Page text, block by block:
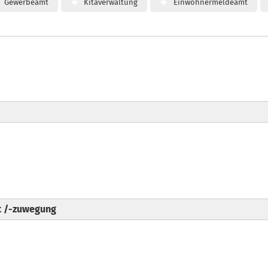
Gewerbeamt Kitaverwaltung Einwohnermeldeamt
/-zuwegung